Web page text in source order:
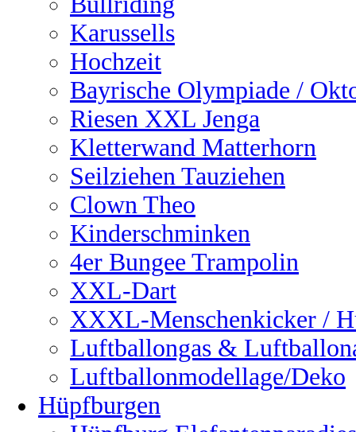
Karussells
Hochzeit
Bayrische Olympiade /
Riesen XXL Jenga
Kletterwand Matterhorn
Seilziehen Tauziehen
Clown Theo
Kinderschminken
4er Bungee Trampolin
XXL-Dart
XXXL-Menschenkicker /
Luftballongas &
Luftballonmodellage/Deko
Hüpfburgen